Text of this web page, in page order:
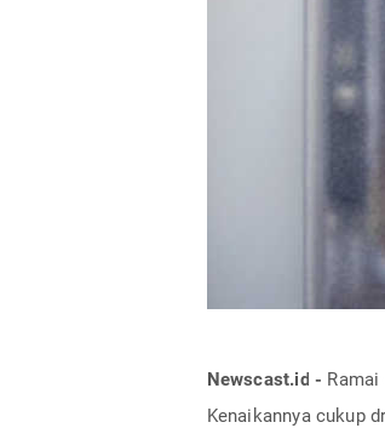
Newscast.id -
Kenaikannya cukup